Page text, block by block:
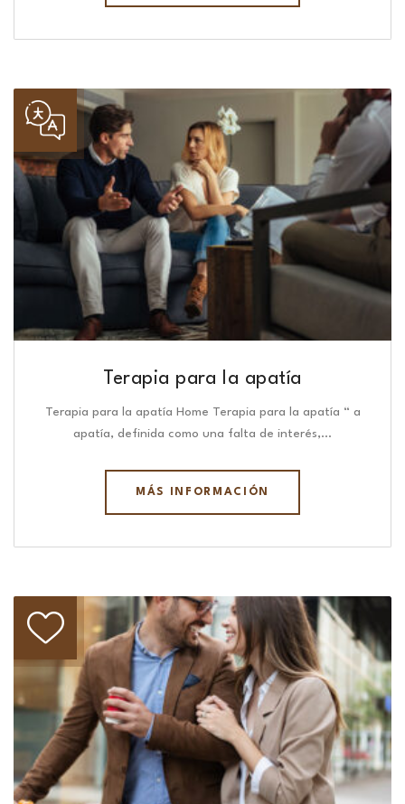
Terapia para la apatía
Terapia para la apatía Home Terapia para la apatía “ a
apatía, definida como una falta de interés,…
MÁS INFORMACIÓN